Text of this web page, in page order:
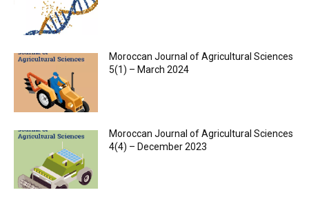
Moroccan Journal of Agricultural Sciences
5(1) – March 2024
Moroccan Journal of Agricultural Sciences
4(4) – December 2023